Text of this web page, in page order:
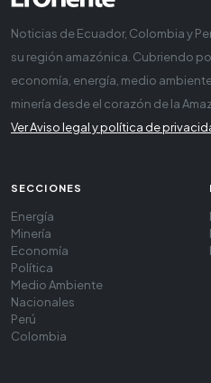
Noticias de Ecuador, Colombia y
su región amazónica. Cubriendo
economía, energía, medio
minería desde el corazón de la
Ver Aviso legal y política de
SECCIONES
Energía
Minería
Economía
Política
Medio Ambiente
Nacionales
Perú
Colombia